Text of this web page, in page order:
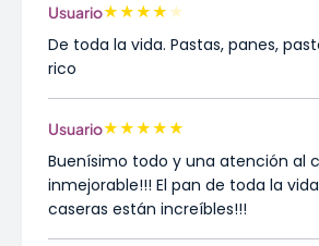
Usuario★★★★ ★
De toda la vida. Pastas, panes,
rico
Usuario★★★★★
Buenísimo todo y una atención al
inmejorable!!! El pan de toda la
caseras están increíbles!!!